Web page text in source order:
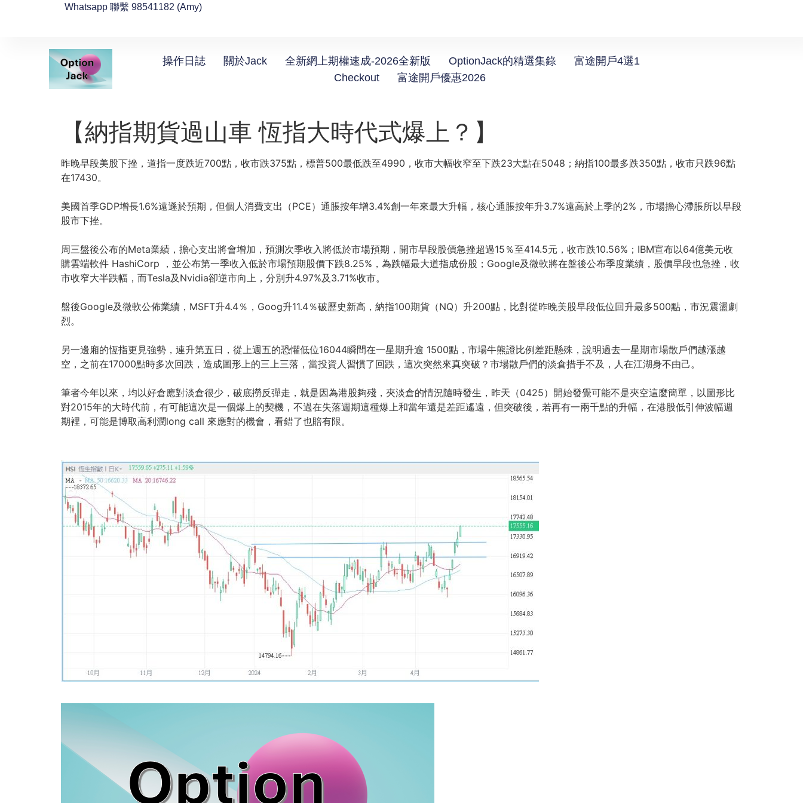
Whatsapp 聯繫 98541182 (Amy)
操作日誌 關於Jack 全新網上期權速成-2026全新版 OptionJack的精選集錄
富途開戶4選1
Checkout
富途開戶優惠2026
【納指期貨過山車 恆指大時代式爆上？】
昨晚早段美股下挫，道指一度跌近700點，收市跌375點，標普500最低跌至4990，收市大幅收窄至下跌23大點在5048；納指100最多跌350點，收市只跌96點
在17430。
美國首季GDP增長1.6%遠遜於預期，但個人消費支出（PCE）通脹按年增3.4%創一年來最大升幅，核心通脹按年升3.7%遠高於上季的2%，市場擔心滯脹所以早段
股市下挫。
周三盤後公布的Meta業績，擔心支出將會增加，預測次季收入將低於市場預期，開市早段股價急挫超過15％至414.5元，收市跌10.56%；IBM宣布以64億美元收
購雲端軟件 HashiCorp ，並公布第一季收入低於市場預期股價下跌8.25%，為跌幅最大道指成份股；Google及微軟將在盤後公布季度業績，股價早段也急挫，收
市收窄大半跌幅，而Tesla及Nvidia卻逆市向上，分別升4.97%及3.71%收市。
盤後Google及微軟公佈業績，MSFT升4.4％，Goog升11.4％破歷史新高，納指100期貨（NQ）升200點，比對從昨晚美股早段低位回升最多500點，市況震盪劇
烈。
另一邊廂的恆指更見強勢，連升第五日，從上週五的恐懼低位16044瞬間在一星期升逾 1500點，市場牛熊證比例差距懸殊，說明過去一星期市場散戶們越漲越
空，之前在17000點時多次回跌，造成圖形上的三上三落，當投資人習慣了回跌，這次突然來真突破？市場散戶們的淡倉措手不及，人在江湖身不由己。
筆者今年以來，均以好倉應對淡倉很少，破底撈反彈走，就是因為港股夠殘，夾淡倉的情況隨時發生，昨天（0425）開始發覺可能不是夾空這麼簡單，以圖形比
對2015年的大時代前，有可能這次是一個爆上的契機，不過在失落週期這種爆上和當年還是差距遙遠，但突破後，若再有一兩千點的升幅，在港股低引伸波幅週
期裡，可能是博取高利潤long call 來應對的機會，看錯了也賠有限。